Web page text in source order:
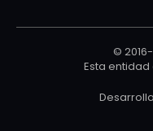
© 2016-
Esta